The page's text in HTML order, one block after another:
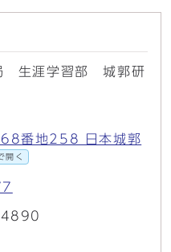
生涯学習部 城郭研
番地258 日本城郭
開く
4890